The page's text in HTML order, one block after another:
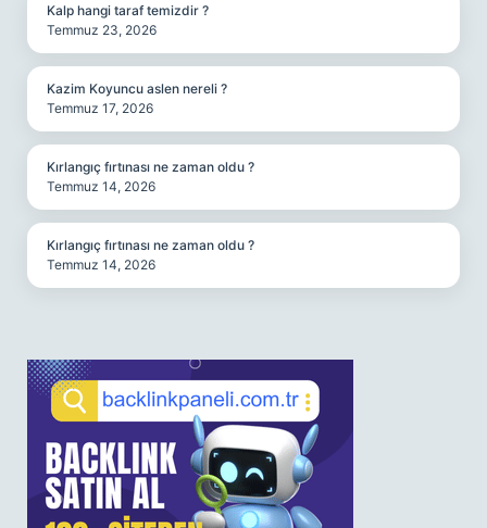
Kalp hangi taraf temizdir ?
Temmuz 23, 2026
Kazim Koyuncu aslen nereli ?
Temmuz 17, 2026
Kırlangıç fırtınası ne zaman oldu ?
Temmuz 14, 2026
Kırlangıç fırtınası ne zaman oldu ?
Temmuz 14, 2026